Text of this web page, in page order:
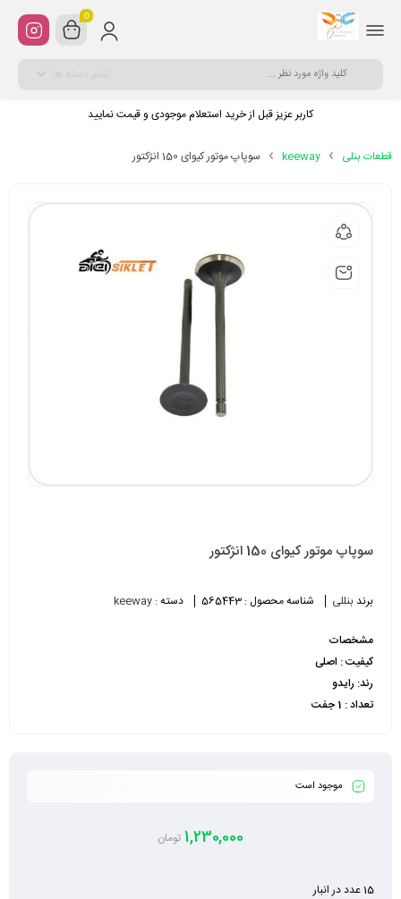
0
کاربر عزیز قبل از خرید استعلام موجودی و قیمت نمایید
قطعات بنلی keeway سوپاپ موتور کیوای 150 انژکتور
سوپاپ موتور کیوای 150 انژکتور
برند بنللی شناسه محصول : 565443 دسته : keeway
مشخصات
کیفیت : اصلی
رند: رایدو
تعداد : 1 جفت
موجود است
1,230,000 تومان
15 عدد در انبار